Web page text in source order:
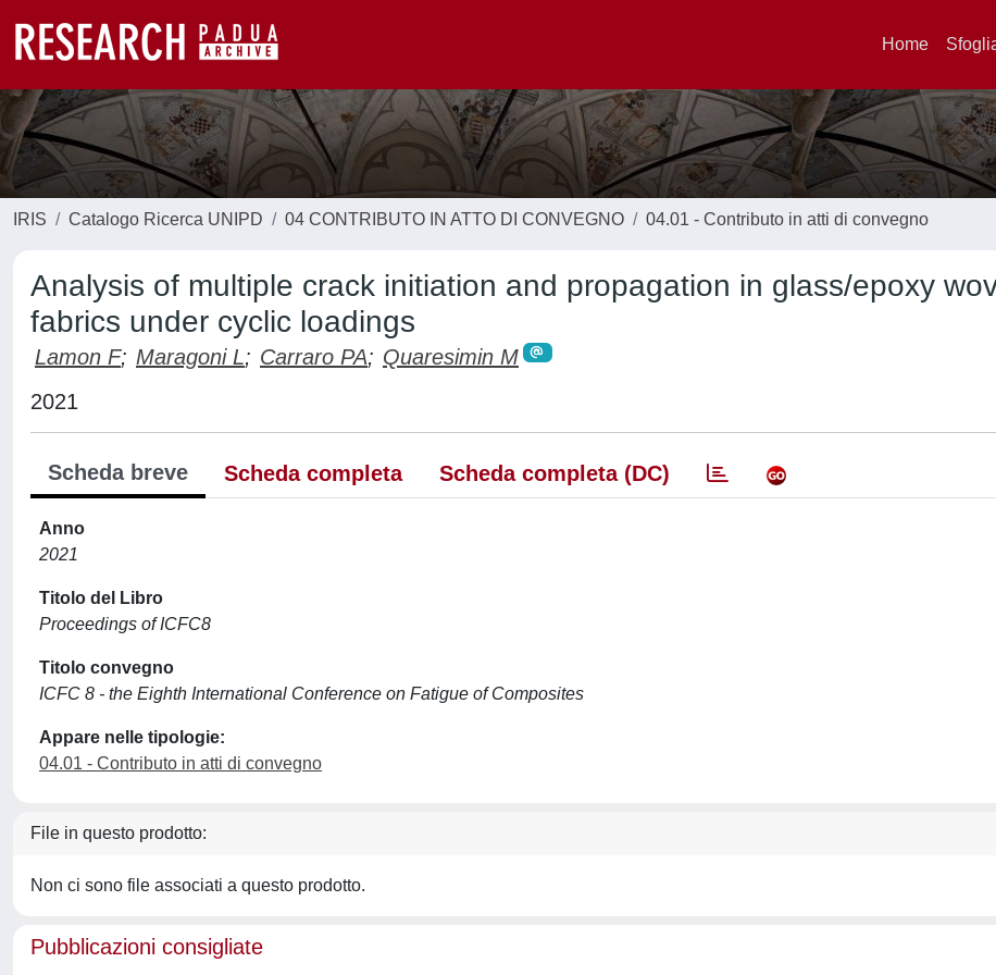
Home
IRIS Catalogo Ricerca UNIPD 04 CONTRIBUTO IN ATTO DI CONVEGNO 04.01 - Contributo in atti di convegno
Analysis of multiple crack initiation and propagation in glass/epoxy
fabrics under cyclic loadings
Lamon F; Maragoni L; Carraro PA; Quaresimin M
2021
Scheda breve Scheda completa Scheda completa (DC)
Anno
2021
Titolo del Libro
Proceedings of ICFC8
Titolo convegno
ICFC 8 - the Eighth International Conference on Fatigue of Composites
Appare nelle tipologie:
04.01 - Contributo in atti di convegno
File in questo prodotto:
Non ci sono file associati a questo prodotto.
Pubblicazioni consigliate